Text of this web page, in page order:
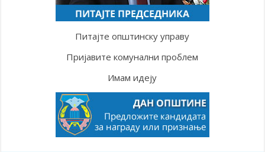
Питајте општинску управу
Пријавите комунални проблем
Имам идеју